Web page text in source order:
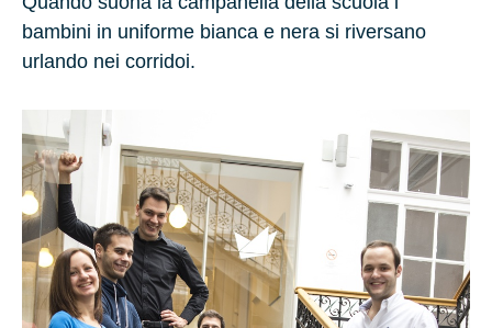
bambini in uniforme bianca e nera si riversano
urlando nei corridoi.